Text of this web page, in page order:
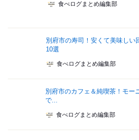
食べログまとめ編集部
別府市の寿司！安くて美味しい
10選
食べログまとめ編集部
別府市のカフェ＆純喫茶！モー
で...
食べログまとめ編集部